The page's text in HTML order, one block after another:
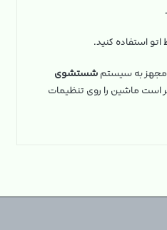
استفاده کنید.
مجهز به سیستمشستشوی
است ماشین را روی تنظیمات